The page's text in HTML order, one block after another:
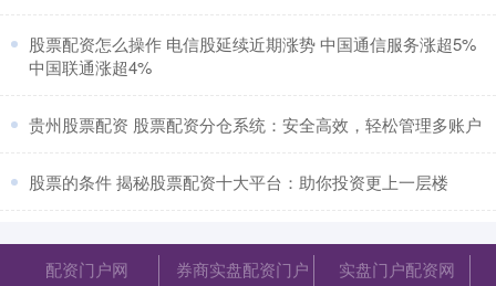
​股票配资怎么操作 电信股延续近期涨势 中国通信服务涨超5%
中国联通涨超4%
​贵州股票配资 股票配资分仓系统：安全高效，轻松管理多账户
​股票的条件 揭秘股票配资十大平台：助你投资更上一层楼
配资门户网
券商实盘配资门户
实盘门户配资网